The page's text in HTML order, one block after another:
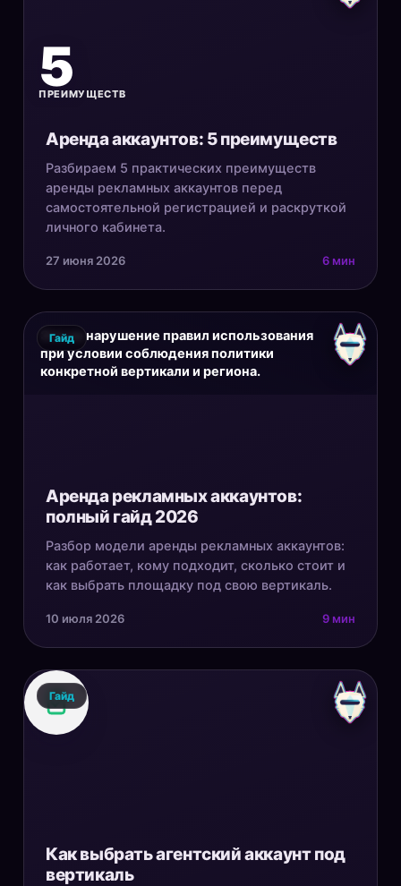
5
ПРЕИМУЩЕСТВ
Аренда аккаунтов: 5 преимуществ
Разбираем 5 практических преимуществ
аренды рекламных аккаунтов перед
самостоятельной регистрацией и раскруткой
личного кабинета.
27 июня 2026 6 мин
Это не нарушение правил использования
при условии соблюдения политики
конкретной вертикали и региона.
Гайд
Аренда рекламных аккаунтов:
полный гайд 2026
Разбор модели аренды рекламных аккаунтов:
как работает, кому подходит, сколько стоит и
как выбрать площадку под свою вертикаль.
10 июля 2026 9 мин
Гайд
Как выбрать агентский аккаунт под
вертикаль